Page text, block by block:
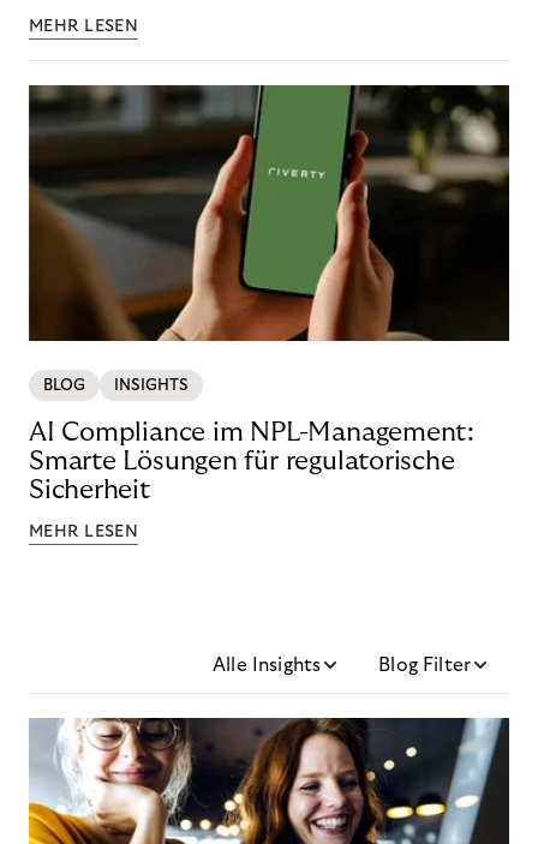
MEHR LESEN
BLOG INSIGHTS
AI Compliance im NPL-Management:
Smarte Lösungen für regulatorische
Sicherheit
MEHR LESEN
Alle Insights Blog Filter